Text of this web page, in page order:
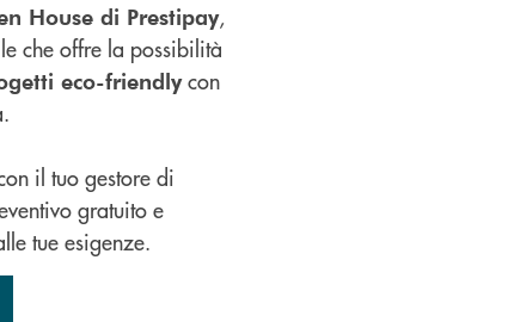
House di Prestipay,
che offre la possibilità
eco-friendly con
il tuo gestore di
gratuito e
tue esigenze.